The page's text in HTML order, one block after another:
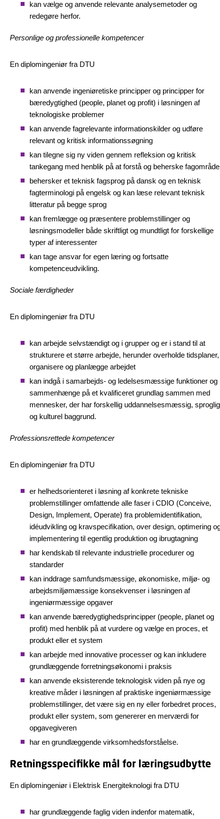
kan vælge og anvende relevante analysemetoder og
redegøre herfor.
Personlige og professionelle kompetencer
En diplomingeniør fra DTU
kan anvende ingeniøretiske principper og principper for
bæredygtighed (people, planet og profit) i løsningen af
teknologiske problemer
kan anvende fagrelevante informationskilder og udføre
relevant og kritisk informationssøgning
kan tilegne sig ny viden gennem refleksion og kritisk
tankegang med henblik på at forstå og beherske
behersker et teknisk fagsprog på dansk og en teknisk
fagterminologi på engelsk og kan læse relevant teknisk
litteratur på begge sprog
kan fremlægge og præsentere problemstillinger og
løsningsmodeller både skriftligt og mundtligt for forskellige
typer af interessenter
kan tage ansvar for egen læring og fortsatte
kompetenceudvikling.
Sociale færdigheder
En diplomingeniør fra DTU
kan arbejde selvstændigt og i grupper og er i stand til at
strukturere et større arbejde, herunder overholde tidsplaner,
organisere og planlægge arbejdet
kan indgå i samarbejds- og ledelsesmæssige funktioner og
sammenhænge på et kvalificeret grundlag sammen med
mennesker, der har forskellig uddannelsesmæssig, sproglig
og kulturel baggrund.
Professionsrettede kompetencer
En diplomingeniør fra DTU
er helhedsorienteret i løsning af konkrete tekniske
problemstillinger omfattende alle faser i CDIO (Conceive,
Design, Implement, Operate) fra problemidentifikation,
idéudvikling og kravspecifikation, over design, optimering
implementering til egentlig produktion og ibrugtagning
har kendskab til relevante industrielle procedurer og
standarder
kan inddrage samfundsmæssige, økonomiske, miljø- og
arbejdsmiljømæssige konsekvenser i løsningen af
ingeniørmæssige opgaver
kan anvende bæredygtighedsprincipper (people, planet og
profit) med henblik på at vurdere og vælge en proces, et
produkt eller et system
kan arbejde med innovative processer og kan inkludere
grundlæggende forretningsøkonomi i praksis
kan anvende eksisterende teknologisk viden på nye og
kreative måder i løsningen af praktiske ingeniørmæssige
problemstillinger, det være sig en ny eller forbedret proces,
produkt eller system, som genererer en merværdi for
opgavegiveren
har en grundlæggende virksomhedsforståelse.
Retningsspecifikke mål for læringsudbytte
En diplomingeniør i Elektrisk Energiteknologi fra DTU
har grundlæggende faglig viden indenfor matematik,